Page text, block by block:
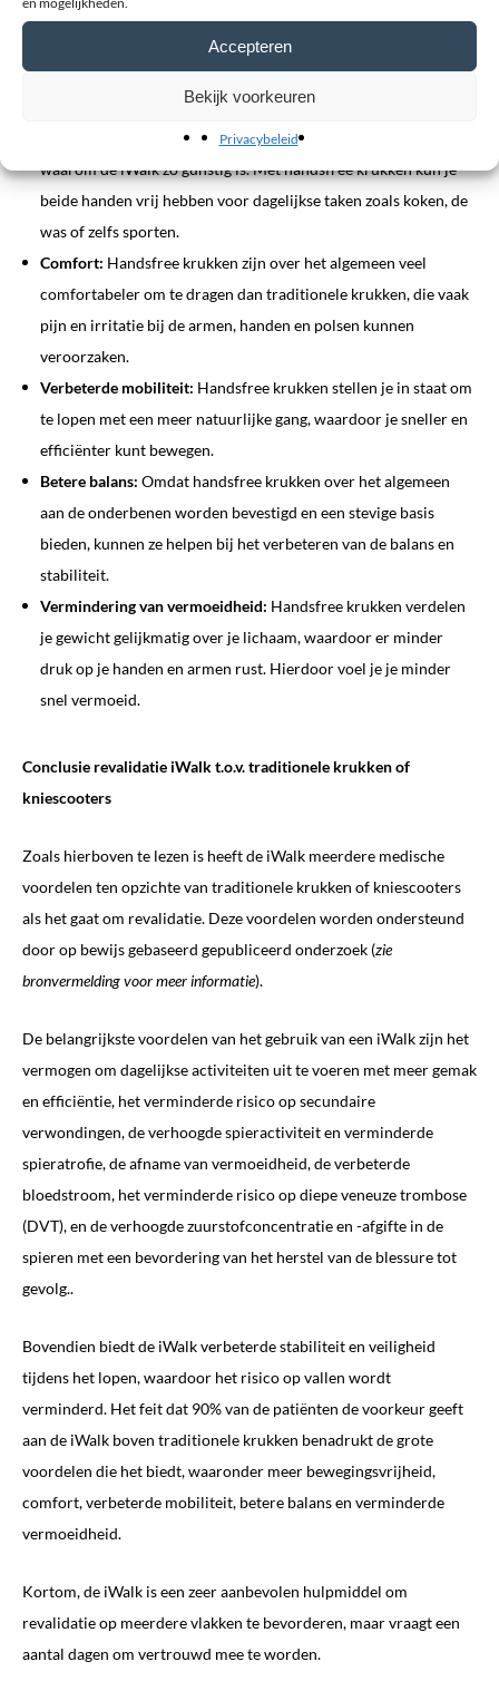
Accepteren
Bekijk voorkeuren
Privacybeleid
voorkeur gaven aan de kniekruk in beide omstandigheden over
krukken vanwege de grote voordelen van de handsfree kruk iWalk:
Meer bewegingsvrijheid:Het dagelijkse leven bij het gebruik
van de iWalk kniekruk bleek een van de vele redenen te zijn
waarom de iWalk zo gunstig is. Met handsfree krukken kun je
beide handen vrij hebben voor dagelijkse taken zoals koken, de
was of zelfs sporten.
Comfort: Handsfree krukken zijn over het algemeen veel
comfortabeler om te dragen dan traditionele krukken, die vaak
pijn en irritatie bij de armen, handen en polsen kunnen
veroorzaken.
Verbeterde mobiliteit: Handsfree krukken stellen je in staat om
te lopen met een meer natuurlijke gang, waardoor je sneller en
efficiënter kunt bewegen.
Betere balans: Omdat handsfree krukken over het algemeen
aan de onderbenen worden bevestigd en een stevige basis
bieden, kunnen ze helpen bij het verbeteren van de balans en
stabiliteit.
Vermindering van vermoeidheid: Handsfree krukken verdelen
je gewicht gelijkmatig over je lichaam, waardoor er minder
druk op je handen en armen rust. Hierdoor voel je je minder
snel vermoeid.
Conclusie revalidatie iWalk t.o.v. traditionele krukken of
kniescooters
Zoals hierboven te lezen is heeft de iWalk meerdere medische
voordelen ten opzichte van traditionele krukken of kniescooters
als het gaat om revalidatie. Deze voordelen worden ondersteund
door op bewijs gebaseerd gepubliceerd onderzoek (zie
bronvermelding voor meer informatie).
De belangrijkste voordelen van het gebruik van een iWalk zijn het
vermogen om dagelijkse activiteiten uit te voeren met meer gemak
en efficiëntie, het verminderde risico op secundaire
verwondingen, de verhoogde spieractiviteit en verminderde
spieratrofie, de afname van vermoeidheid, de verbeterde
bloedstroom, het verminderde risico op diepe veneuze trombose
(DVT), en de verhoogde zuurstofconcentratie en -afgifte in de
spieren met een bevordering van het herstel van de blessure tot
gevolg..
Bovendien biedt de iWalk verbeterde stabiliteit en veiligheid
tijdens het lopen, waardoor het risico op vallen wordt
verminderd. Het feit dat 90% van de patiënten de voorkeur geeft
aan de iWalk boven traditionele krukken benadrukt de grote
voordelen die het biedt, waaronder meer bewegingsvrijheid,
comfort, verbeterde mobiliteit, betere balans en verminderde
vermoeidheid.
Kortom, de iWalk is een zeer aanbevolen hulpmiddel om
revalidatie op meerdere vlakken te bevorderen, maar vraagt een
aantal dagen om vertrouwd mee te worden.